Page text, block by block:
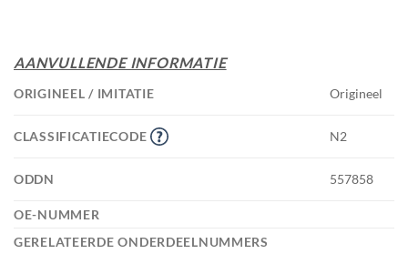
AANVULLENDE INFORMATIE
ORIGINEEL / IMITATIE Origineel
CLASSIFICATIECODE N2
ODDN 557858
OE-NUMMER
GERELATEERDE ONDERDEELNUMMERS